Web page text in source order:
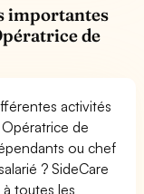
importantes
de
activités
de
ou chef
? SideCare
toutes les